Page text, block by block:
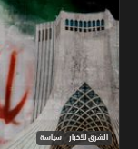
الشرق للأخبار سياسة